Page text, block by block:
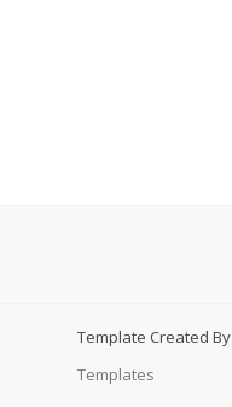
Template Created By
Templates